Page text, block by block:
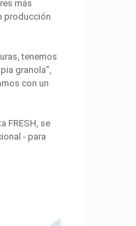
más
producción
tenemos
granola”,
con un
FRESH, se
- para